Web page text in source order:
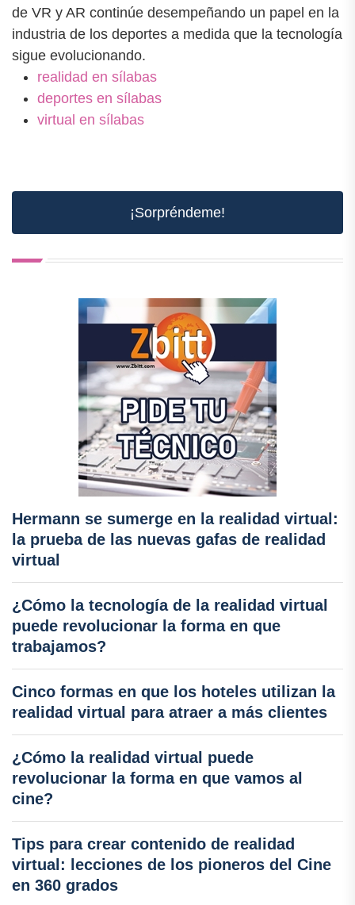
de VR y AR continúe desempeñando un papel en la
industria de los deportes a medida que la tecnología
sigue evolucionando.
realidad en sílabas
deportes en sílabas
virtual en sílabas
¡Sorpréndeme!
Hermann se sumerge en la realidad virtual:
la prueba de las nuevas gafas de realidad
virtual
¿Cómo la tecnología de la realidad virtual
puede revolucionar la forma en que
trabajamos?
Cinco formas en que los hoteles utilizan la
realidad virtual para atraer a más clientes
¿Cómo la realidad virtual puede
revolucionar la forma en que vamos al
cine?
Tips para crear contenido de realidad
virtual: lecciones de los pioneros del Cine
en 360 grados